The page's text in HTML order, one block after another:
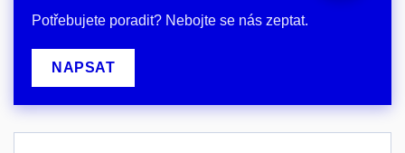
Potřebujete poradit? Nebojte se nás zeptat.
NAPSAT